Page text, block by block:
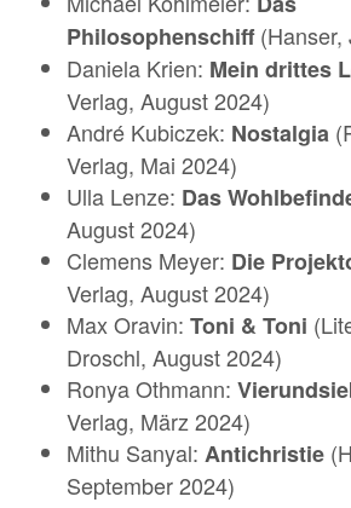
Philosophenschiff(Hanser,
Daniela Krien: Mein drittes
Verlag, August 2024)
André Kubiczek: Nostalgia
Verlag, Mai 2024)
Ulla Lenze: Das
August 2024)
Clemens Meyer: Die
Verlag, August 2024)
Max Oravin: Toni & Toni
Droschl, August 2024)
Ronya Othmann:
Verlag, März 2024)
Mithu Sanyal: Antichristie
September 2024)